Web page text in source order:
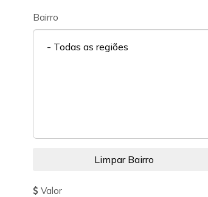
Bairro
- Todas as regiões
Valor